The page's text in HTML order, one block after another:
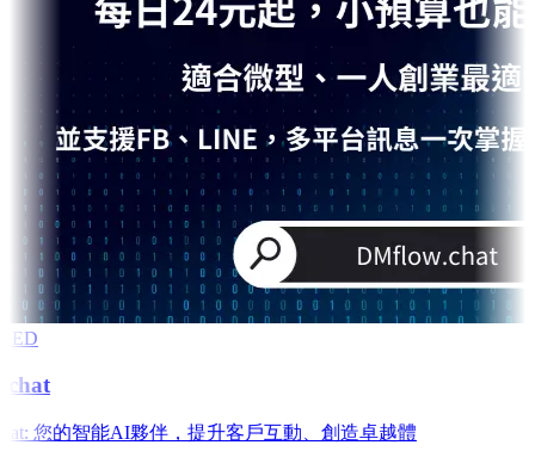
您的智能AI夥伴，提升客戶互動、創造卓越體